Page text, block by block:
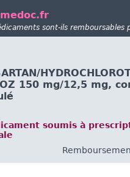
sont-ils remboursables
150 mg/12,5 mg,
soumis à